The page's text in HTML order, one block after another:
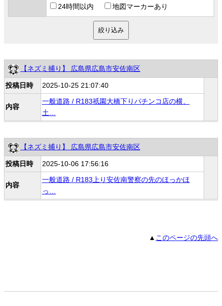
24時間以内
地図マーカーあり
【ネズミ捕り】 広島県広島市安佐南区
投稿日時 2025-10-25 21:07:40
内容
一般道路 / R183祇園大橋下りパチンコ店の横、
土…
【ネズミ捕り】 広島県広島市安佐南区
投稿日時 2025-10-06 17:56:16
内容
一般道路 / R183上り安佐南警察の先のほっかほ
っ…
▲ このページの先頭へ